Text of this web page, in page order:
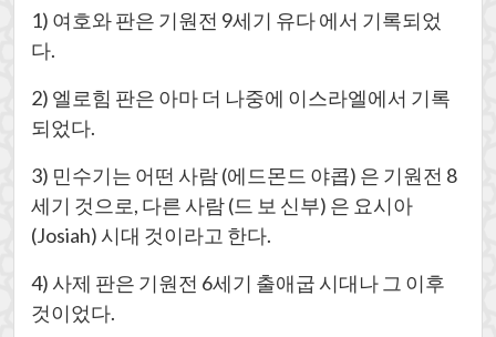
1) 여호와 판은 기원전 9세기 유다 에서 기록되었
다.
2) 엘로힘 판은 아마 더 나중에 이스라엘에서 기록
되었다.
3) 민수기는 어떤 사람 (에드몬드 야콥) 은 기원전 8
세기 것으로, 다른 사람 (드 보 신부) 은 요시아
(Josiah) 시대 것이라고 한다.
4) 사제 판은 기원전 6세기 출애굽 시대나 그 이후
것이었다.